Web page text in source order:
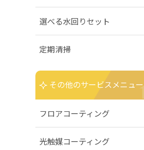
選べる水回りセット
定期清掃
その他のサービスメニュー
フロアコーティング
光触媒コーティング